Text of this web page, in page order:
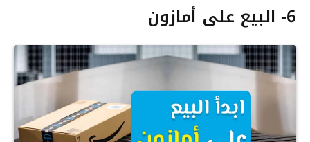
6- البيع على أمازون